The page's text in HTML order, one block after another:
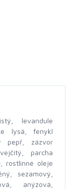
levandule
lysá, fenykl
pepř, zázvor
parcha
rostlinné oleje
sezamový,
anýzová,